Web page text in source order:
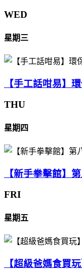
WED
星期三
【手工話咁易】
THU
星期四
【新手拳擊館】
FRI
星期五
【超級爸媽食買